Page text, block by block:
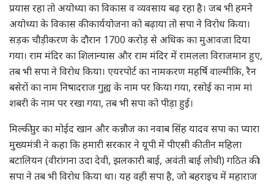
प्रयास रहा तो अयोध्या का विकास व व्यवसाय बढ़ रहा है। जब भी हमने
अयोध्या के विकास की कार्ययोजना को बढ़ाया तो सपा ने विरोध किया।
सड़क चौड़ीकरण के दौरान 1700 करोड़़ से अधिक का मुआवजा दिया
गया। राम मंदिर का शिलान्यास और राम मंदिर में रामलला विराजमान हुए,
तब भी सपा ने विरोध किया। एयरपोर्ट का नामकरण महर्षि वाल्मीकि, रैन
बसेरों का नाम निषादराज गुह्य के नाम पर किया गया, रसोई का नाम मां
शबरी के नाम पर रखा गया, तब भी सपा को पीड़ा हुई।
मिल्कीपुर का मोईद खान और कन्नौज का नवाब सिंह यादव सपा का प्यारा
मुख्यमंत्री ने कहा कि हमारी सरकार ने यूपी में पीएसी की तीन महिला
बटालियन (वीरांगना उदा देवी, झलकारी बाई, अवंती बाई लोधी) गठित की।
सपा ने तब भी विरोध किया था। यह वही सपा है, जो बहराइच में महाराज